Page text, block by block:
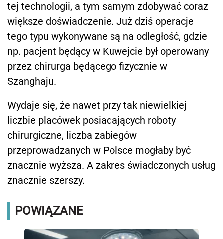
tej technologii, a tym samym zdobywać coraz
większe doświadczenie. Już dziś operacje
tego typu wykonywane są na odległość, gdzie
np. pacjent będący w Kuwejcie był operowany
przez chirurga będącego fizycznie w
Szanghaju.
Wydaje się, że nawet przy tak niewielkiej
liczbie placówek posiadających roboty
chirurgiczne, liczba zabiegów
przeprowadzanych w Polsce mogłaby być
znacznie wyższa. A zakres świadczonych usług
znacznie szerszy.
POWIĄZANE